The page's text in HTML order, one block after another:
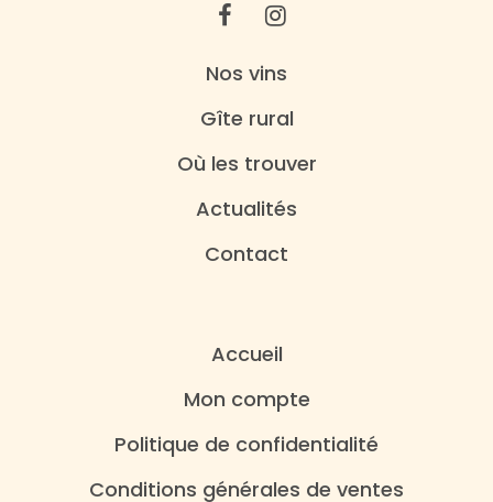
Nos vins
Gîte rural
Où les trouver
Actualités
Contact
Accueil
Mon compte
Politique de confidentialité
Conditions générales de ventes